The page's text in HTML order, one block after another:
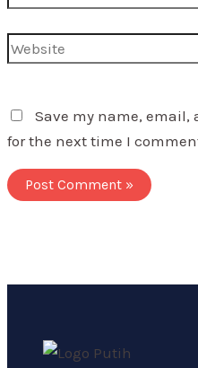
Website
Save my name, email,
for the next time I